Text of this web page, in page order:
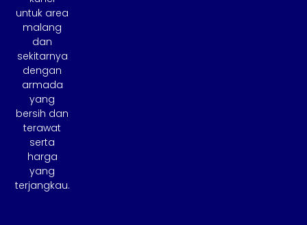
untuk area
malang
dan
sekitarnya
dengan
armada
yang
bersih dan
terawat
serta
harga
yang
terjangkau.